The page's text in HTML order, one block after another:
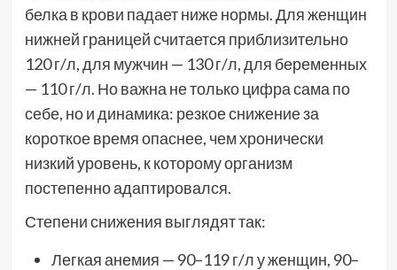
белка в крови падает ниже нормы. Для женщин
нижней границей считается приблизительно
120 г/л, для мужчин — 130 г/л, для беременных
— 110 г/л. Но важна не только цифра сама по
себе, но и динамика: резкое снижение за
короткое время опаснее, чем хронически
низкий уровень, к которому организм
постепенно адаптировался.
Степени снижения выглядят так:
Легкая анемия — 90–119 г/л у женщин, 90–